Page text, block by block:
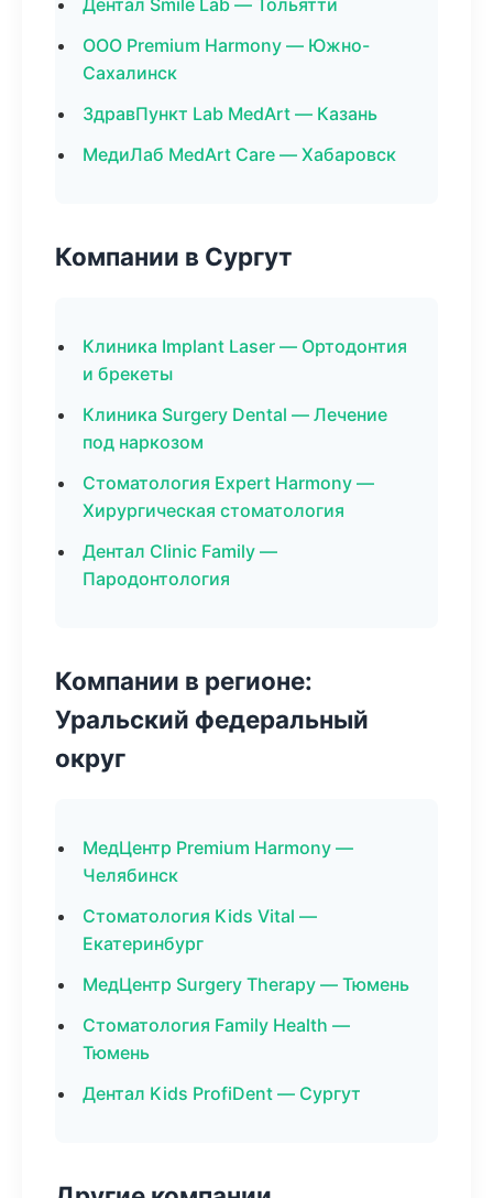
Дентал Smile Lab — Тольятти
ООО Premium Harmony — Южно-
Сахалинск
ЗдравПункт Lab MedArt — Казань
МедиЛаб MedArt Care — Хабаровск
Компании в Сургут
Клиника Implant Laser — Ортодонтия
и брекеты
Клиника Surgery Dental — Лечение
под наркозом
Стоматология Expert Harmony —
Хирургическая стоматология
Дентал Clinic Family —
Пародонтология
Компании в регионе:
Уральский федеральный
округ
МедЦентр Premium Harmony —
Челябинск
Стоматология Kids Vital —
Екатеринбург
МедЦентр Surgery Therapy — Тюмень
Стоматология Family Health —
Тюмень
Дентал Kids ProfiDent — Сургут